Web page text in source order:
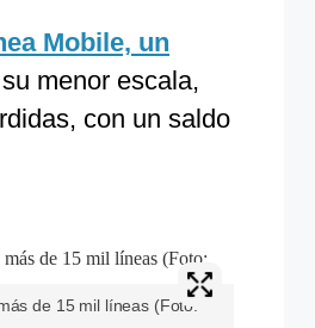
Mobile, un
menor escala,
con un saldo
de 15 mil líneas (Foto: